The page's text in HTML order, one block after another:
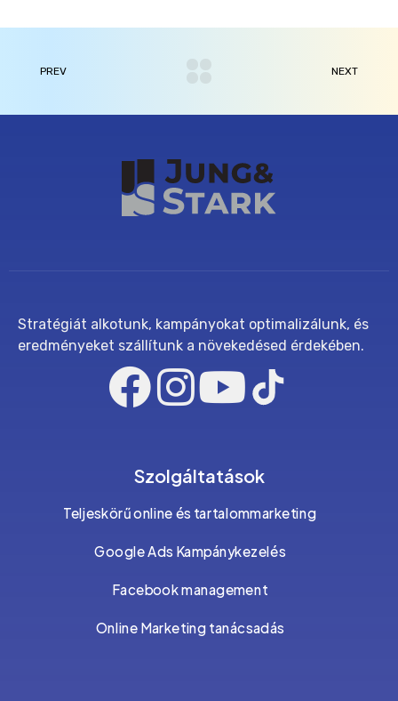
PREV NEXT
Stratégiát alkotunk, kampányokat optimalizálunk, és
eredményeket szállítunk a növekedésed érdekében.
Szolgáltatások
Teljeskörű online és tartalommarketing
Google Ads Kampánykezelés
Facebook management
Online Marketing tanácsadás